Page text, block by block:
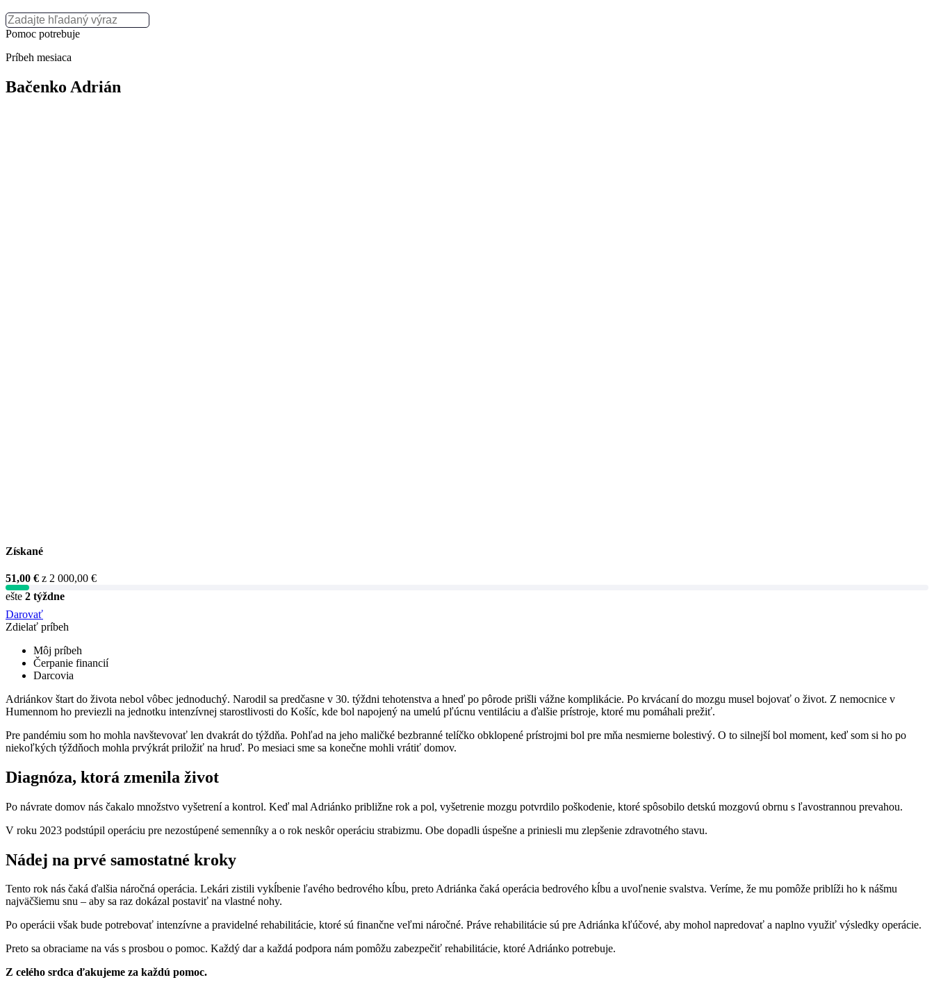
Pomoc potrebuje
Príbeh mesiaca
Bačenko Adrián
Získané
51,00 € z 2 000,00 €
ešte 2 týždne
Darovať
Zdielať príbeh
Môj príbeh
Čerpanie financií
Darcovia
Adriánkov štart do života nebol vôbec jednoduchý. Narodil sa predčasne v 30. týždni tehotenstva a hneď po pôrode prišli vážne komplikácie. Po krvácaní do mozgu musel bojovať o život. Z nemocnice v
Humennom ho previezli na jednotku intenzívnej starostlivosti do Košíc, kde bol napojený na umelú pľúcnu ventiláciu a ďalšie prístroje, ktoré mu pomáhali prežiť.
Pre pandémiu som ho mohla navštevovať len dvakrát do týždňa. Pohľad na jeho maličké bezbranné telíčko obklopené prístrojmi bol pre mňa nesmierne bolestivý. O to silnejší bol moment, keď som si ho po
niekoľkých týždňoch mohla prvýkrát priložiť na hruď. Po mesiaci sme sa konečne mohli vrátiť domov.
Diagnóza, ktorá zmenila život
Po návrate domov nás čakalo množstvo vyšetrení a kontrol. Keď mal Adriánko približne rok a pol, vyšetrenie mozgu potvrdilo poškodenie, ktoré spôsobilo detskú mozgovú obrnu s ľavostrannou prevahou.
V roku 2023 podstúpil operáciu pre nezostúpené semenníky a o rok neskôr operáciu strabizmu. Obe dopadli úspešne a priniesli mu zlepšenie zdravotného stavu.
Nádej na prvé samostatné kroky
Tento rok nás čaká ďalšia náročná operácia. Lekári zistili vykĺbenie ľavého bedrového kĺbu, preto Adriánka čaká operácia bedrového kĺbu a uvoľnenie svalstva. Veríme, že mu pomôže priblíži ho k nášmu
najväčšiemu snu – aby sa raz dokázal postaviť na vlastné nohy.
Po operácii však bude potrebovať intenzívne a pravidelné rehabilitácie, ktoré sú finančne veľmi náročné. Práve rehabilitácie sú pre Adriánka kľúčové, aby mohol napredovať a naplno využiť výsledky operácie.
Preto sa obraciame na vás s prosbou o pomoc. Každý dar a každá podpora nám pomôžu zabezpečiť rehabilitácie, ktoré Adriánko potrebuje.
Z celého srdca ďakujeme za každú pomoc.